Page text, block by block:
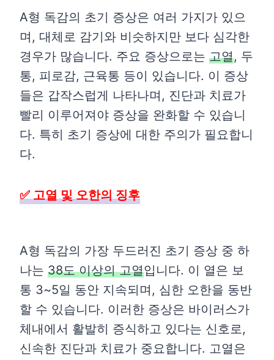
A형 독감의 초기 증상은 여러 가지가 있으
며, 대체로 감기와 비슷하지만 보다 심각한
경우가 많습니다. 주요 증상으로는 고열, 두
통, 피로감, 근육통 등이 있습니다. 이 증상
들은 갑작스럽게 나타나며, 진단과 치료가
빨리 이루어져야 증상을 완화할 수 있습니
다. 특히 초기 증상에 대한 주의가 필요합니
다.
✅ 고열 및 오한의 징후
A형 독감의 가장 두드러진 초기 증상 중 하
나는 38도 이상의 고열입니다. 이 열은 보
통 3~5일 동안 지속되며, 심한 오한을 동반
할 수 있습니다. 이러한 증상은 바이러스가
체내에서 활발히 증식하고 있다는 신호로,
신속한 진단과 치료가 중요합니다. 고열은